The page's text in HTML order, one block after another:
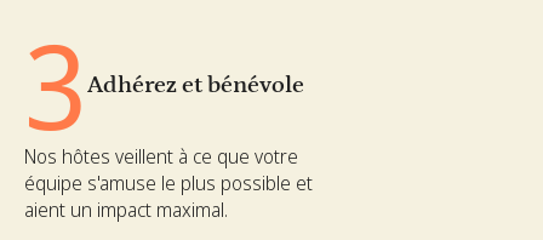
3 Adhérez et bénévole
Nos hôtes veillent à ce que votre
équipe s'amuse le plus possible et
aient un impact maximal.